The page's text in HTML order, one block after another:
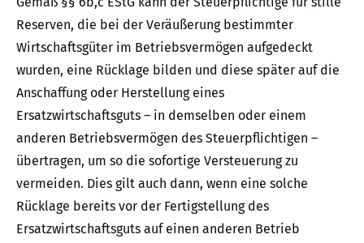
Reserven, die bei der Veräußerung bestimmter
Wirtschaftsgüter im Betriebsvermögen aufgedeckt
wurden, eine Rücklage bilden und diese später auf die
Anschaffung oder Herstellung eines
Ersatzwirtschaftsguts – in demselben oder einem
anderen Betriebsvermögen des Steuerpflichtigen –
übertragen, um so die sofortige Versteuerung zu
vermeiden. Dies gilt auch dann, wenn eine solche
Rücklage bereits vor der Fertigstellung des
Ersatzwirtschaftsguts auf einen anderen Betrieb